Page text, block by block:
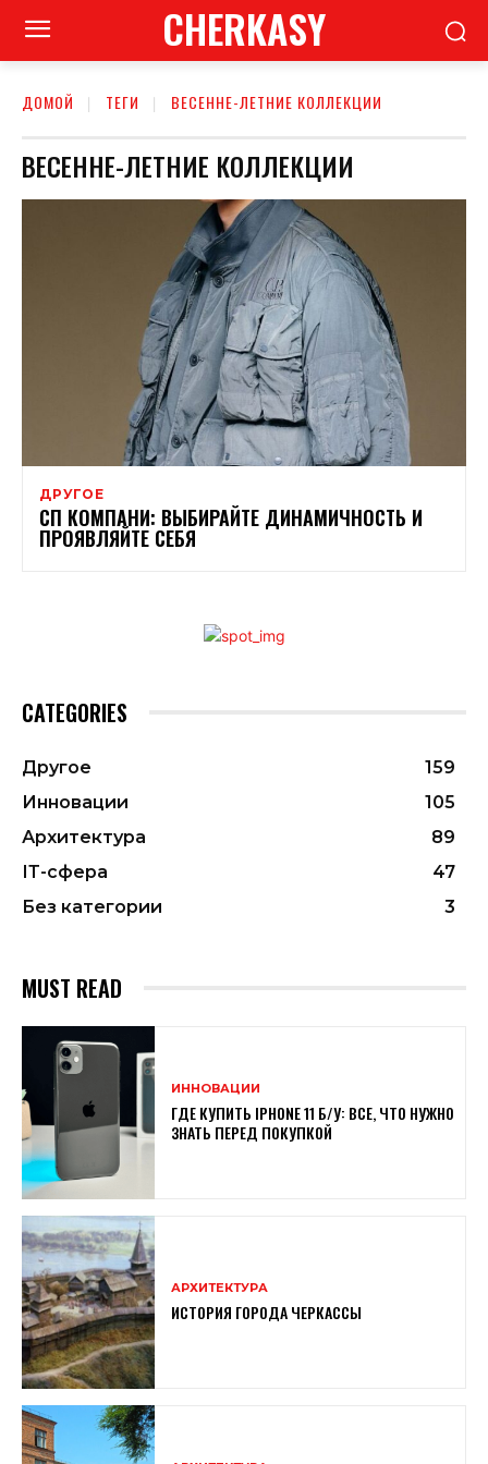
CHERKASY
ДОМОЙ ТЕГИ ВЕСЕННЕ-ЛЕТНИЕ КОЛЛЕКЦИИ
ВЕСЕННЕ-ЛЕТНИЕ КОЛЛЕКЦИИ
ДРУГОЕ
СП КОМПАНИ: ВЫБИРАЙТЕ ДИНАМИЧНОСТЬ И
ПРОЯВЛЯЙТЕ СЕБЯ
CATEGORIES
Другое
159
Инновации
105
Архитектура
89
ІТ-сфера
47
Без категории
3
MUST READ
ИННОВАЦИИ
ГДЕ КУПИТЬ IPHONE 11 Б/У: ВСЕ, ЧТО НУЖНО
ЗНАТЬ ПЕРЕД ПОКУПКОЙ
АРХИТЕКТУРА
ИСТОРИЯ ГОРОДА ЧЕРКАССЫ